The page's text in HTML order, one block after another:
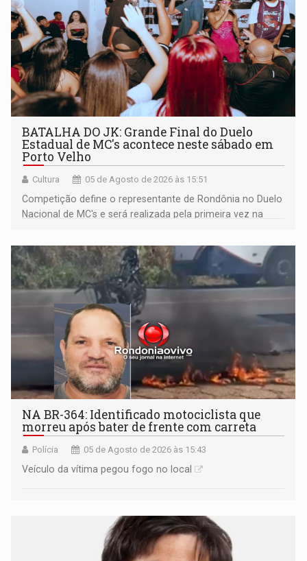
BATALHA DO JK: Grande Final do Duelo
Estadual de MC's acontece neste sábado em
Porto Velho
Cultura 05 de Agosto de 2026 às 15:51
Competição define o representante de Rondônia no Duelo
Nacional de MC's e será realizada pela primeira vez na
NA BR-364: Identificado motociclista que
morreu após bater de frente com carreta
Polícia 05 de Agosto de 2026 às 15:43
Veículo da vítima pegou fogo no local